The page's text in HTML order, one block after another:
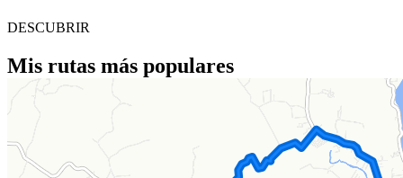
DESCUBRIR
Mis rutas más populares